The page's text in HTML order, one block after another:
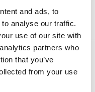
and ads, to
analyse our traffic.
use of our site with
partners who
that you’ve
from your use